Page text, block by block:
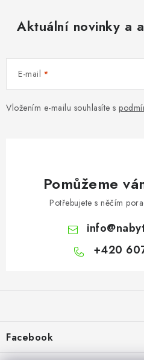
Aktuální novinky a
E-mail
Vložením e-mailu souhlasíte s
Pomůžeme
Potřebujete s něčím
info@
+420
aFacebook